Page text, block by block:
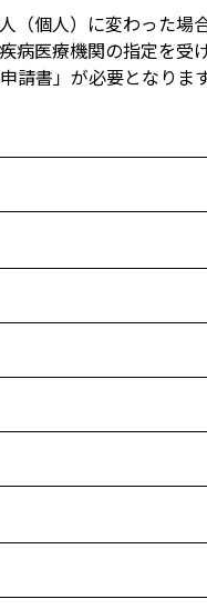
個人）に変わった場合
病医療機関の指定を受
書」が必要となります